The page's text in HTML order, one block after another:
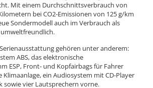
Mit einem Durchschnittsverbrauch von
bei CO2-Emissionen von 125 g/km
Sondermodell auch im Verbrauch als
gehören unter anderem:
ABS, das elektronische
ESP, Front- und Kopfairbags für Fahrer
Klimaanlage, ein Audiosystem mit CD-Player
sowie vier Lautsprechern vorne.